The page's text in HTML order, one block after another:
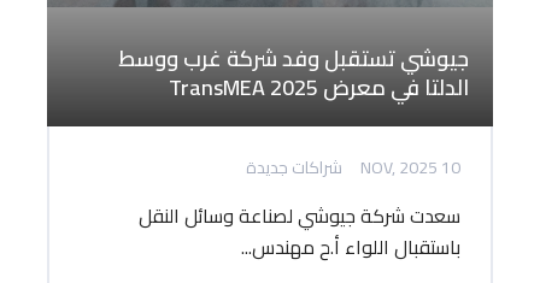
جيوشي تستقبل وفد شركة غرب ووسط
الدلتا في معرض TransMEA 2025
10 NOV, 2025 شراكات جديدة
سعدت شركة جيوشي لصناعة وسائل النقل
باستقبال اللواء أ.ح مهندس...